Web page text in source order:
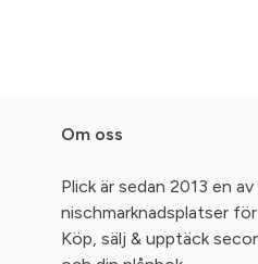
Om oss
Plick är sedan 2013 en
nischmarknadsplatser
Köp, sälj & upptäck